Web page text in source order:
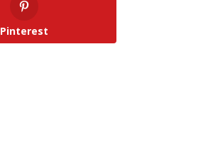
Pinterest